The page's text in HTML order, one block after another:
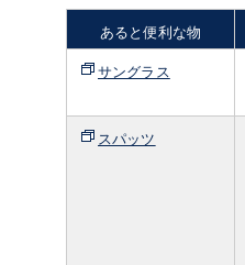
あると便利な物
サングラス
スパッツ